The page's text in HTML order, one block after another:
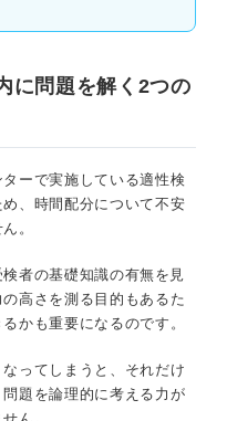
に問題を解く2つの
ーで実施している適性検
、時間配分について不安
。
者の基礎知識の有無を見
高さを測る目的もあるた
かも重要になるのです。
ってしまうと、それだけ
題を論理的に考える力が